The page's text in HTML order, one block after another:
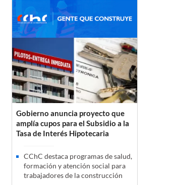
Gobierno anuncia proyecto que
amplía cupos para el Subsidio a la
Tasa de Interés Hipotecaria
CChC destaca programas de salud,
formación y atención social para
trabajadores de la construcción